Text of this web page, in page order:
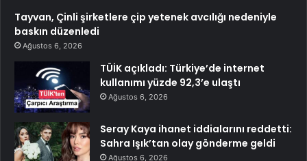
Tayvan, Çinli şirketlere çip yetenek avcılığı nedeniyle
baskın düzenledi
Ağustos 6, 2026
TÜİK açıkladı: Türkiye’de internet
kullanımı yüzde 92,3’e ulaştı
Ağustos 6, 2026
Seray Kaya ihanet iddialarını reddetti:
Sahra Işık’tan olay gönderme geldi
Ağustos 6, 2026